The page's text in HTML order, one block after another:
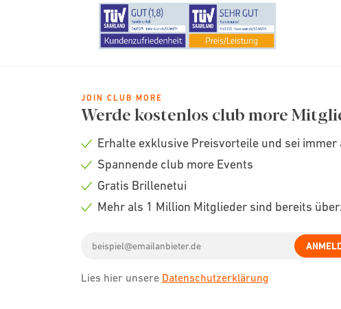
JOIN CLUB MORE
Werde kostenlos club more
Check
Erhalte exklusive Preisvorteile und sei
Check
Spannende club more Events
Check
Gratis Brillenetui
Mehr als 1 Million Mitglieder sind bereits
address
Lies hier unsere Datenschutzerklärung